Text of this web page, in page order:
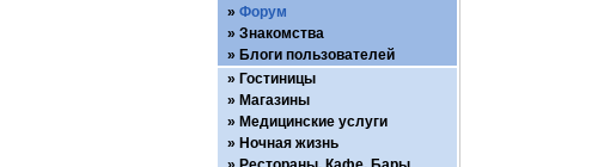
Форум
Знакомства
Блоги пользователей
Гостиницы
Магазины
Медицинские услуги
Ночная жизнь